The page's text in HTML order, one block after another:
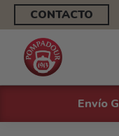
CONTACTO
Envío